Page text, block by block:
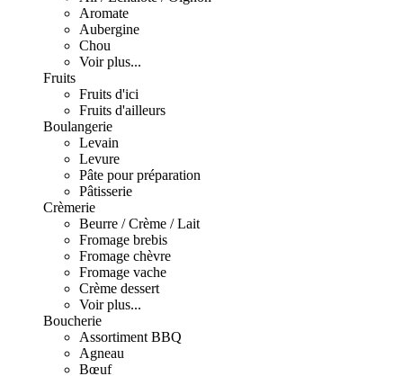
Aromate
Aubergine
Chou
Voir plus...
Fruits
Fruits d'ici
Fruits d'ailleurs
Boulangerie
Levain
Levure
Pâte pour préparation
Pâtisserie
Crèmerie
Beurre / Crème / Lait
Fromage brebis
Fromage chèvre
Fromage vache
Crème dessert
Voir plus...
Boucherie
Assortiment BBQ
Agneau
Bœuf